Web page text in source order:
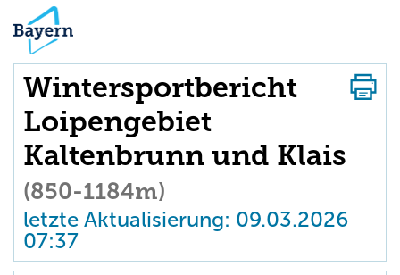
Wintersportbericht
Loipengebiet
Kaltenbrunn und Klais
(850-1184m)
letzte Aktualisierung: 09.03.2026
07:37